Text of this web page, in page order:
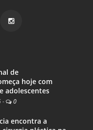
de
hoje com
adolescentes
- 0
encontra a